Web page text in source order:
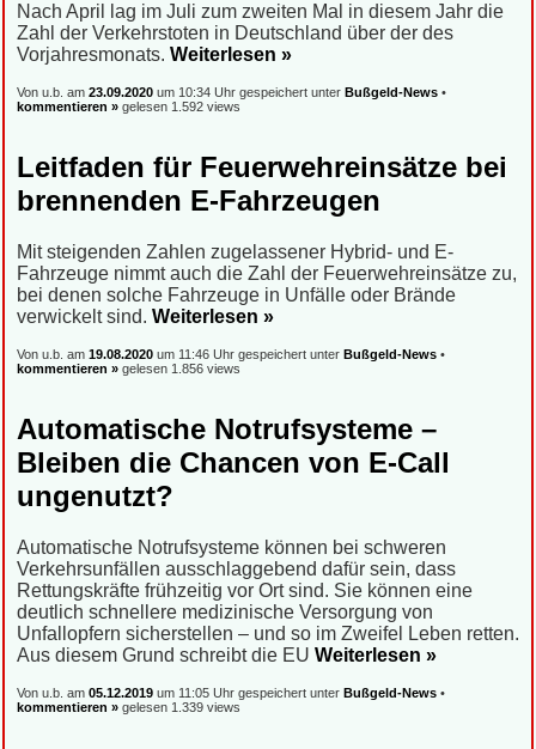
Nach April lag im Juli zum zweiten Mal in diesem Jahr die
Zahl der Verkehrstoten in Deutschland über der des
Vorjahresmonats. Weiterlesen »
Von u.b. am 23.09.2020 um 10:34 Uhr gespeichert unter Bußgeld-News •
kommentieren » gelesen 1.592 views
Leitfaden für Feuerwehreinsätze bei
brennenden E-Fahrzeugen
Mit steigenden Zahlen zugelassener Hybrid- und E-
Fahrzeuge nimmt auch die Zahl der Feuerwehreinsätze zu,
bei denen solche Fahrzeuge in Unfälle oder Brände
verwickelt sind. Weiterlesen »
Von u.b. am 19.08.2020 um 11:46 Uhr gespeichert unter Bußgeld-News •
kommentieren » gelesen 1.856 views
Automatische Notrufsysteme –
Bleiben die Chancen von E-Call
ungenutzt?
Automatische Notrufsysteme können bei schweren
Verkehrsunfällen ausschlaggebend dafür sein, dass
Rettungskräfte frühzeitig vor Ort sind. Sie können eine
deutlich schnellere medizinische Versorgung von
Unfallopfern sicherstellen – und so im Zweifel Leben retten.
Aus diesem Grund schreibt die EU Weiterlesen »
Von u.b. am 05.12.2019 um 11:05 Uhr gespeichert unter Bußgeld-News •
kommentieren » gelesen 1.339 views